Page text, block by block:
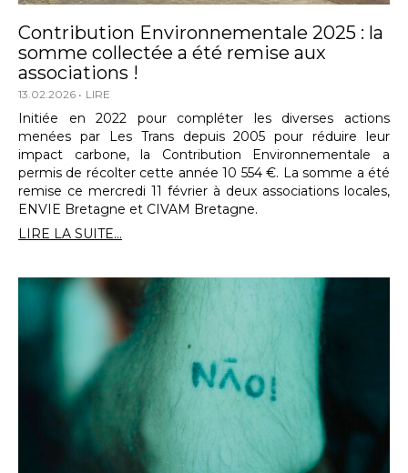
Contribution Environnementale 2025 : la
somme collectée a été remise aux
associations !
13.02.2026 LIRE
Initiée en 2022 pour compléter les diverses actions
menées par Les Trans depuis 2005 pour réduire leur
impact carbone, la Contribution Environnementale a
permis de récolter cette année 10 554 €. La somme a été
remise ce mercredi 11 février à deux associations locales,
ENVIE Bretagne et CIVAM Bretagne.
LIRE LA SUITE...